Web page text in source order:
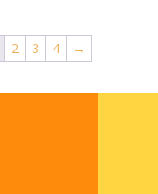
2 3 4 →